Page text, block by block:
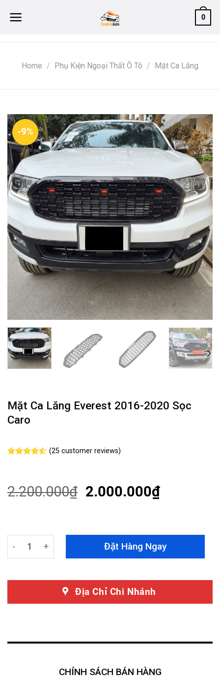
0
Home / Phụ Kiện Ngoại Thất Ô Tô / Mặt Ca Lăng
-9%
Mặt Ca Lăng Everest 2016-2020 Sọc
Caro
customer
ratings
(25customer reviews)
2.200.000₫ 2.000.000₫
Mặt Ca Lăng Everest 2016-2020 Sọc Caro quantity
Đặt Hàng Ngay
Địa Chỉ Chi Nhánh
CHÍNH SÁCH BÁN HÀNG